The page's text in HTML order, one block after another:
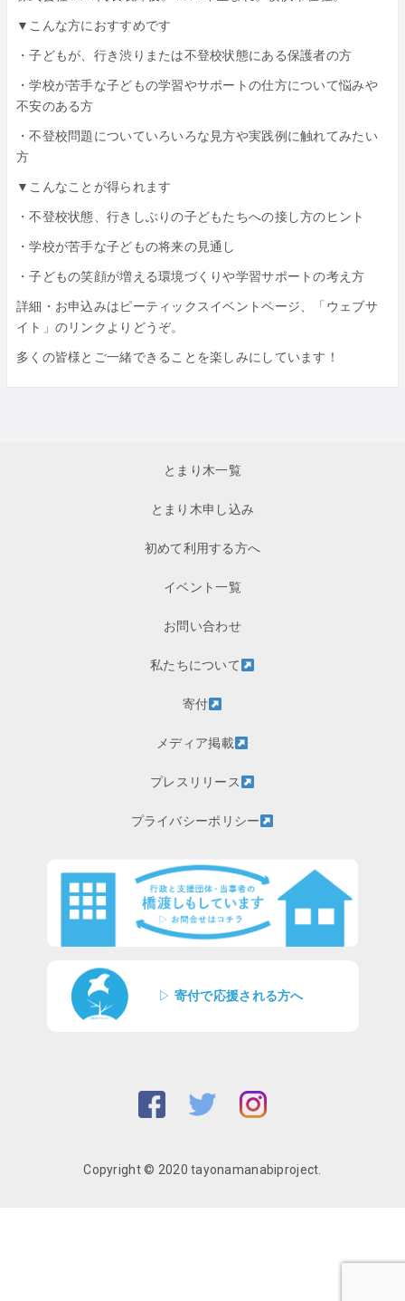
▼こんな方におすすめです
・子どもが、行き渋りまたは不登校状態にある保護者の方
・学校が苦手な子どもの学習やサポートの仕方について悩みや
不安のある方
・不登校問題についていろいろな見方や実践例に触れてみたい
方
▼こんなことが得られます
・不登校状態、行きしぶりの子どもたちへの接し方のヒント
・学校が苦手な子どもの将来の見通し
・子どもの笑顔が増える環境づくりや学習サポートの考え方
詳細・お申込みはピーティックスイベントページ、「ウェブサ
イト」のリンクよりどうぞ。
多くの皆様とご一緒できることを楽しみにしています！
とまり木一覧
とまり木申し込み
初めて利用する方へ
イベント一覧
お問い合わせ
私たちについて
寄付
メディア掲載
プレスリリース
プライバシーポリシー
▷ 寄付で応援される方へ
Copyright © 2020 tayonamanabiproject.